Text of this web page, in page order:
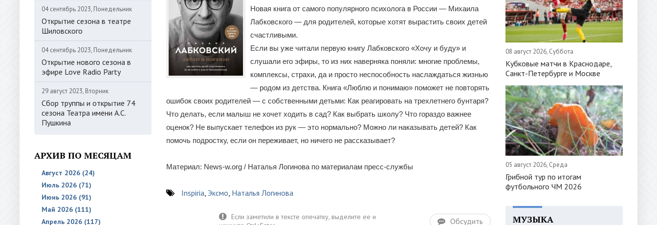
04 сентябрь 2023, Понедельник
Открытие сезона в театре
Шиловского
04 сентябрь 2023, Понедельник
Открытие нового сезона в
эфире Love Radio Party
29 август 2023, Вторник
Сбор труппы и открытие 74
сезона Театра имени А.С.
Пушкина
АРХИВ ПО МЕСЯЦАМ
Август 2026 (24)
Июль 2026 (71)
Июнь 2026 (91)
Май 2026 (111)
Апрель 2026 (117)
Новая книга от самого популярного психолога в России — Михаила
Лабковского — для родителей, которые хотят вырастить своих детей
счастливыми.
Если вы уже читали первую книгу Лабковского «Хочу и буду» и
слушали его эфиры, то из них наверняка поняли: многие проблемы,
комплексы, страхи, да и просто неспособность наслаждаться жизнью
— родом из детства. Книга «Люблю и понимаю» поможет не повторять
ошибок своих родителей — с собственными детьми: Как реагировать на трехлетнего бунтаря?
Что делать, если малыш не хочет ходить в сад? Как выбрать школу? Что гораздо важнее
оценок? Не выпускает телефон из рук — это нормально? Можно ли наказывать детей? Как
помочь подростку, если он переживает, но ничего не рассказывает?
Материал: News-w.org / Наталья Логинова по материалам пресс-службы
Inspiria, Эксмо, Наталья Логинова
Обсудить
08 август 2026, Суббота
Кубковые матчи в Краснодаре,
Санкт-Петербурге и Москве
05 август 2026, Среда
Грибной тур по итогам
футбольного ЧМ 2026
МУЗЫКА